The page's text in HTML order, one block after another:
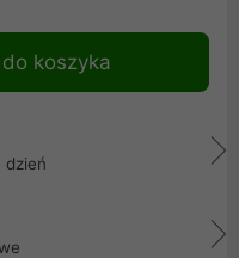
koszyka
dzień